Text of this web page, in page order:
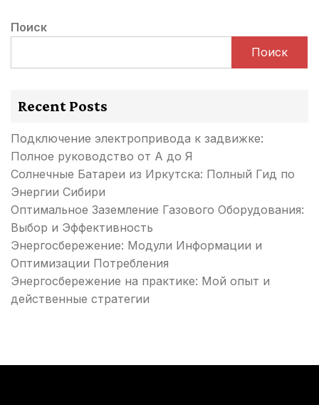
Поиск
Поиск
Recent Posts
Подключение электропривода к задвижке:
Полное руководство от А до Я
Солнечные Батареи из Иркутска: Полный Гид по
Энергии Сибири
Оптимальное Заземление Газового Оборудования:
Выбор и Эффективность
Энергосбережение: Модули Информации и
Оптимизации Потребления
Энергосбережение на практике: Мой опыт и
действенные стратегии